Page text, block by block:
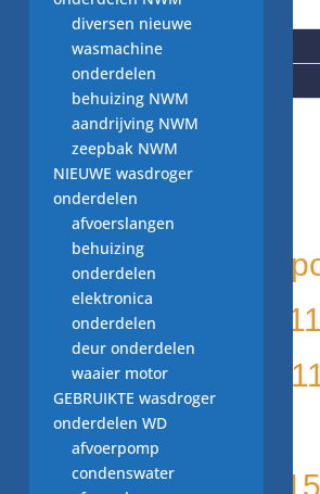
Beschrijving
Aanvullende informatie
Beoordelingen (0)
vaatwasser
onderdelen:
NIEUW
Askoll Mod.
Assy
Cod. 292258
0,2A, 25W
diversen nieuwe
wasmachine
onderdelen
behuizing NWM
aandrijving NWM
zeepbak NWM
NIEUWE wasdroger
onderdelen
afvoerslangen
behuizing
onderdelen
elektronica
onderdelen
deur onderdelen
waaier motor
GEBRUIKTE wasdroger
onderdelen WD
afvoerpomp
condenswater